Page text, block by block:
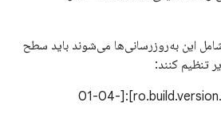
این به‌روزرسانی‌ها می‌شوند باید سطح
تنظیم کنند:
[ro.build.version.security_patch]:[01-04-